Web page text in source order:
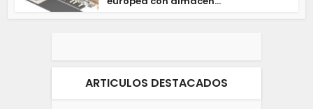
ARTICULOS DESTACADOS